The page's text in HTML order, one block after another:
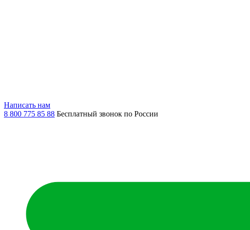
Написать нам
8 800 775 85 88 Бесплатный звонок по России